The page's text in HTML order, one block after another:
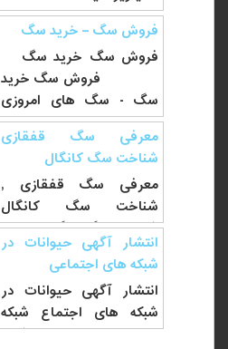
منظوره است هوش بسیار
بالا...
فروش سگ – خرید سگ
فروش سگ خرید سگ
فروش سگ خرید
سگ - سگ های امروزی
دارای...
معرفی سگ قفقازی
شناخت سگ کانگال
معرفی سگ قفقازی ,
شناخت سگ کانگال
شناخت سگ سگ قفقازی
یک سگ گله آسیایی است
و...
انتشار آگهی حیوانات در
شبکه های اجتماعی
انتشار آگهی حیوانات در
شبکه های اجتماع شبکه
های اجتماعی - امروزه شبکه